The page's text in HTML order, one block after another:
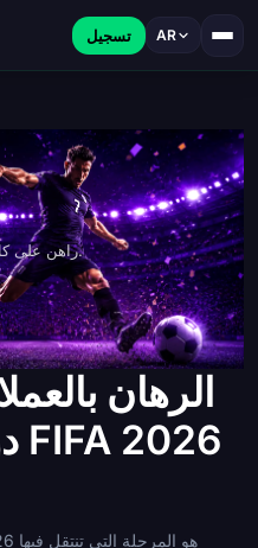
تسجيل AR
راهن على كل مباريات كأس العالم بأمان وسهولة.
الرهان